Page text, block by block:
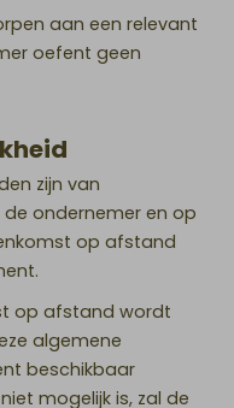
aan een relevant
oefent geen
zijn van
ondernemer en op
op afstand
op afstand wordt
algemene
beschikbaar
mogelijk is, zal de